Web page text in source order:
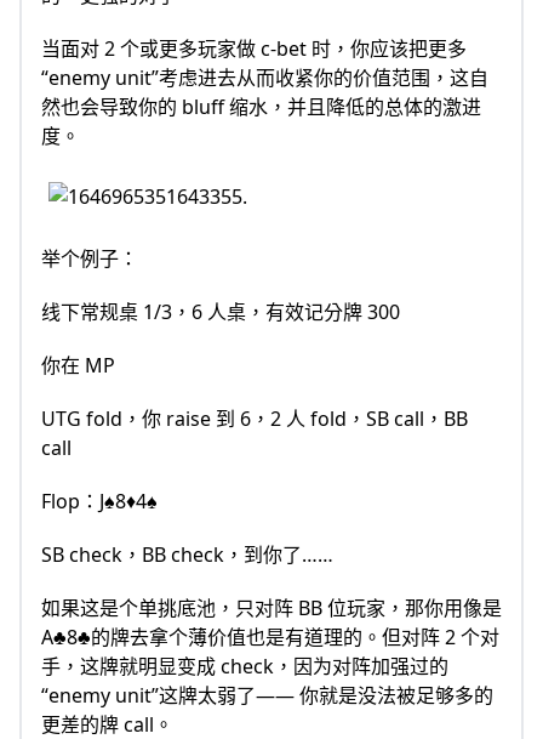
当面对 2 个或更多玩家做 c-bet 时，你应该把更多
“enemy unit”考虑进去从而收紧你的价值范围，这自
然也会导致你的 bluff 缩水，并且降低的总体的激进
度。
举个例子：
线下常规桌 1/3，6 人桌，有效记分牌 300
你在 MP
UTG fold，你 raise 到 6，2 人 fold，SB call，BB
call
Flop：J♠8♦4♠
SB check，BB check，到你了……
如果这是个单挑底池，只对阵 BB 位玩家，那你用像是
A♣8♣的牌去拿个薄价值也是有道理的。但对阵 2 个对
手，这牌就明显变成 check，因为对阵加强过的
“enemy unit”这牌太弱了—— 你就是没法被足够多的
更差的牌 call。